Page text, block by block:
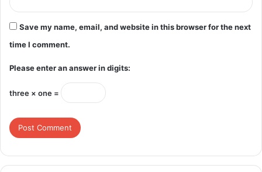
Save my name, email, and website in this browser for the next
time I comment.
Please enter an answer in digits:
three × one =